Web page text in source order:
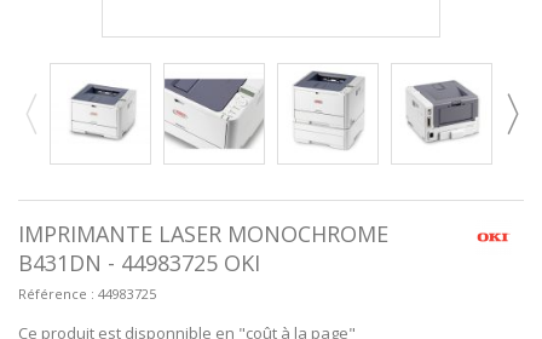
IMPRIMANTE LASER MONOCHROME
B431DN - 44983725 OKI
Référence : 44983725
Ce produit est disponnible en "coût à la page"